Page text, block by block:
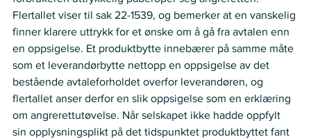
Flertallet viser til sak 22-1539, og bemerker at en vanskelig
finner klarere uttrykk for et ønske om å gå fra avtalen enn
en oppsigelse. Et produktbytte innebærer på samme måte
som et leverandørbytte nettopp en oppsigelse av det
bestående avtaleforholdet overfor leverandøren, og
flertallet anser derfor en slik oppsigelse som en erklæring
om angrerettutøvelse. Når selskapet ikke hadde oppfylt
sin opplysningsplikt på det tidspunktet produktbyttet fant